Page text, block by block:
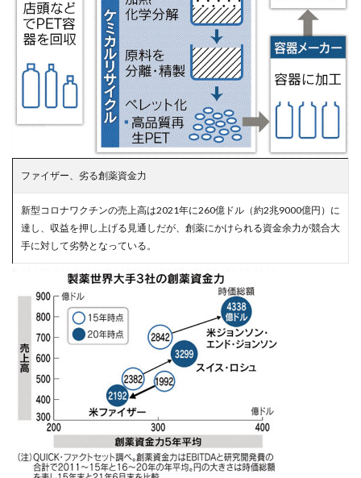
ファイザー、劣る創薬資金力
新型コロナワクチンの売上高は2021年に260億ドル（約2兆9000億円）に
達し、収益を押し上げる見通しだが、創薬にかけられる資金余力が競合大
手に対して劣勢となっている。